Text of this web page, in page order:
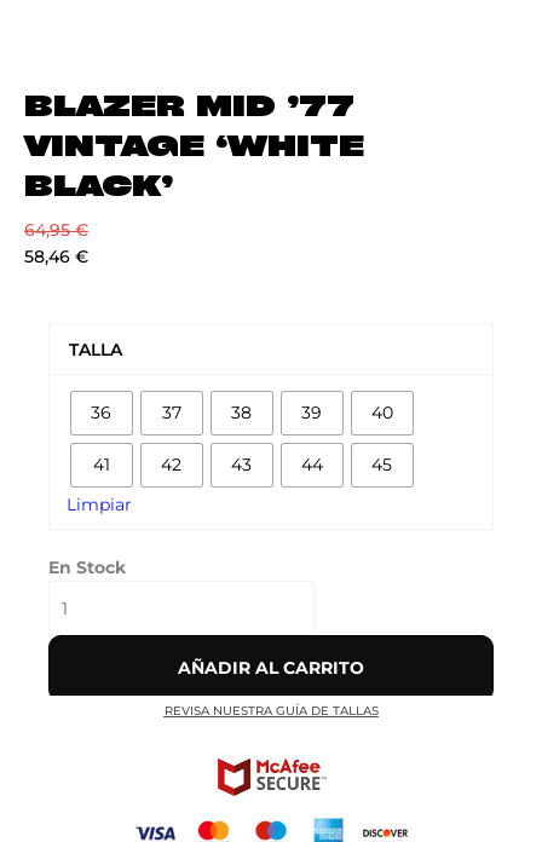
BLAZER MID ’77
VINTAGE ‘WHITE
BLACK’
64,95€
58,46 €
TALLA
36 37 38 39 40
41 42 43 44 45
Limpiar
En Stock
VINTAGE
'WHITE
BLACK'
cantidad
AÑADIR AL CARRITO
REVISA NUESTRA GUÍA DE TALLAS